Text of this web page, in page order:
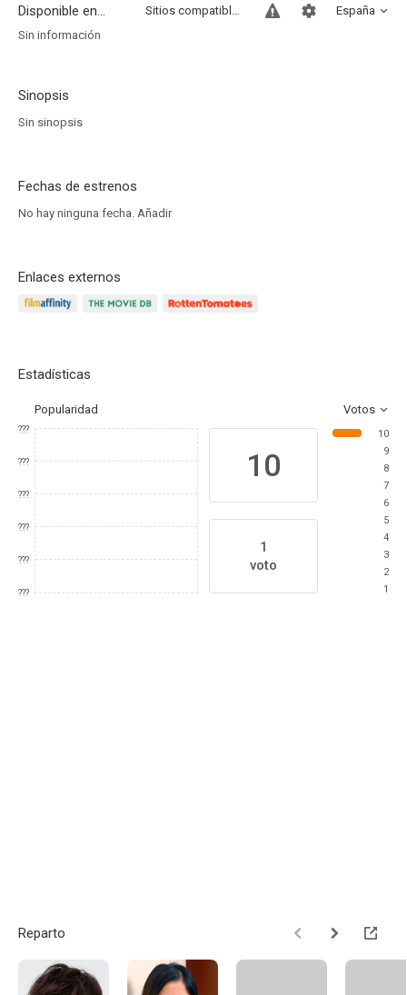
Disponible en... España
Sitios compatibles
Sin información
Sinopsis
Sin sinopsis
Fechas de estrenos
No hay ninguna fecha. Añadir
Enlaces externos
Estadísticas
Popularidad Votos
???
???
???
???
???
???
10
1
voto
10
9
8
7
6
5
4
3
2
1
Reparto